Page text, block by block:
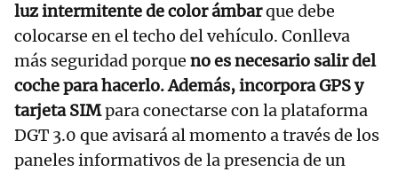
luz intermitente de color ámbarque debe
colocarse en el techo del vehículo. Conlleva
más seguridad porque no es necesario salir del
coche para hacerlo. Además, incorpora GPS y
tarjeta SIMpara conectarse con la plataforma
DGT 3.0 que avisará al momento a través de los
paneles informativos de la presencia de un